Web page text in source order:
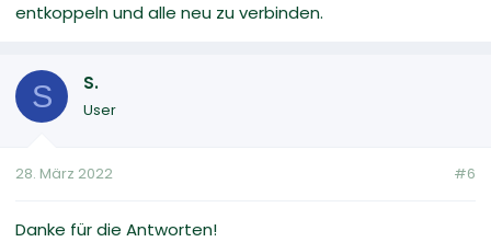
entkoppeln und alle neu zu verbinden.
S S.
User
28. März 2022 #6
Danke für die Antworten!